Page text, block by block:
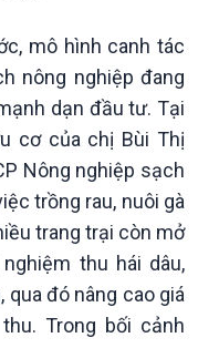
nghiệp & Biển đảo
nghiệp & Biển
vàng
đảo Việt Nam
tình biên giới và hải
biển, đảo Việt
mô hình canh tác
nông nghiệp đang
dạn đầu tư. Tại
cơ của chị Bùi Thị
Nông nghiệp sạch
trồng rau, nuôi gà
trang trại còn mở
thu hái dâu,
đó nâng cao giá
Trong bối cảnh